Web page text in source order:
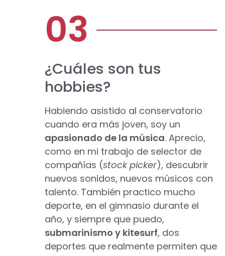
¿Cuáles son tus
hobbies?
Habiendo asistido al conservatorio
cuando era más joven, soy un
apasionado de la música. Aprecio,
como en mi trabajo de selector de
compañías (stock picker), descubrir
nuevos sonidos, nuevos músicos con
talento. También practico mucho
deporte, en el gimnasio durante el
año, y siempre que puedo,
submarinismo y kitesurf, dos
deportes que realmente permiten que